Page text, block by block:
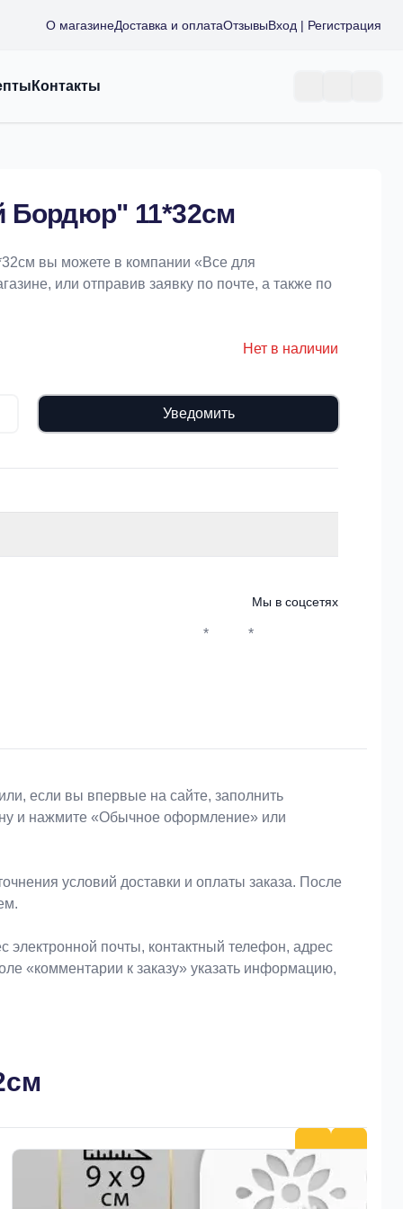
О магазинеДоставка и оплатаОтзывыВход | Регистрация
Контакты
Бордюр" 11*32см
вы можете в компании «Bce для
или отправив заявку по почте, а также по
Нет в наличии
Уведомить
Мы в соцсетях
* *
если вы впервые на сайте, заполнить
и нажмите «Обычное оформление» или
условий доставки и оплаты заказа. После
почты, контактный телефон, адрес
«комментарии к заказу» указать информацию,